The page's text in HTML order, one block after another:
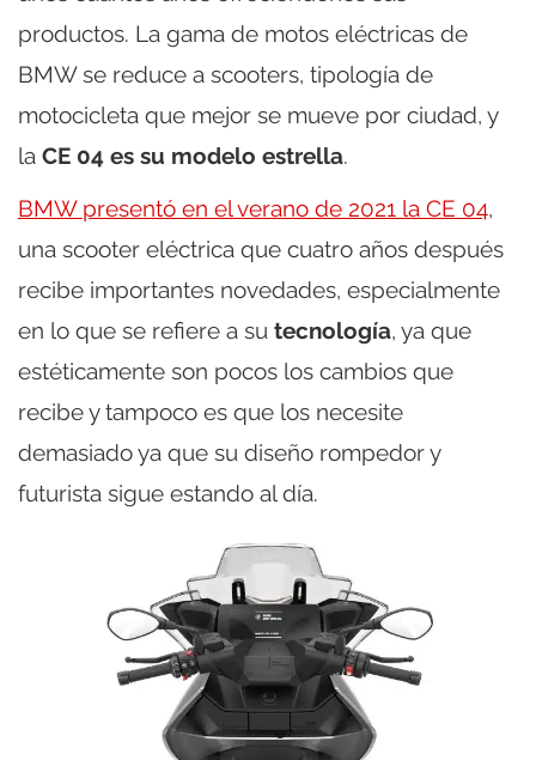
productos. La gama de motos eléctricas de
BMW se reduce a scooters, tipología de
motocicleta que mejor se mueve por ciudad, y
la CE 04 es su modelo estrella.
BMW presentó en el verano de 2021 la CE 04,
una scooter eléctrica que cuatro años después
recibe importantes novedades, especialmente
en lo que se refiere a su tecnología, ya que
estéticamente son pocos los cambios que
recibe y tampoco es que los necesite
demasiado ya que su diseño rompedor y
futurista sigue estando al día.